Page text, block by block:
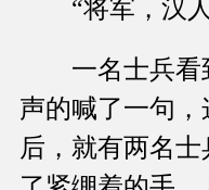
“将军，汉人
一名士兵看
声的喊了一句
后，就有两名